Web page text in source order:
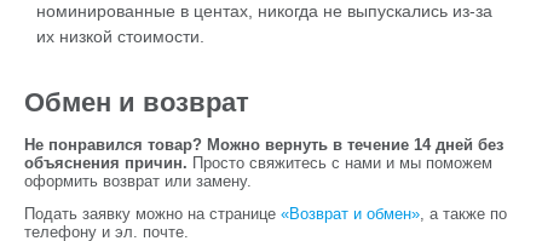
номинированные в центах, никогда не выпускались из-за
их низкой стоимости.
Обмен и возврат
Не понравился товар? Можно вернуть в течение 14 дней без
объяснения причин. Просто свяжитесь с нами и мы поможем
оформить возврат или замену.
Подать заявку можно на странице «Возврат и обмен», а также по
телефону и эл. почте.